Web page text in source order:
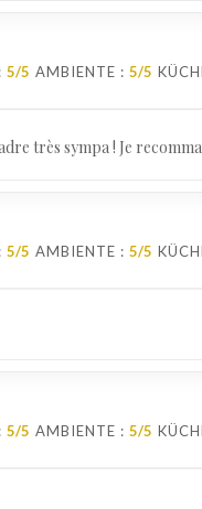
: 5/5 AMBIENTE : 5/5
très sympa ! Je
: 5/5 AMBIENTE : 5/5
: 5/5 AMBIENTE : 5/5